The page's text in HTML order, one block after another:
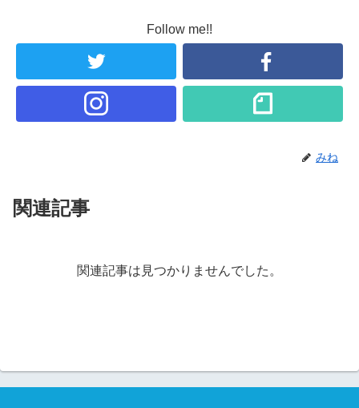
Follow me!!
みね
関連記事
関連記事は見つかりませんでした。